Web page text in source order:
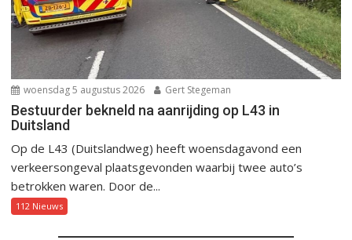
woensdag 5 augustus 2026 Gert Stegeman
Bestuurder bekneld na aanrijding op L43 in
Duitsland
Op de L43 (Duitslandweg) heeft woensdagavond een
verkeersongeval plaatsgevonden waarbij twee auto’s
betrokken waren. Door de...
112 Nieuws